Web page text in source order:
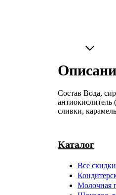
Состав Вода,
сливки,
Каталог
Все скидки
Молочная